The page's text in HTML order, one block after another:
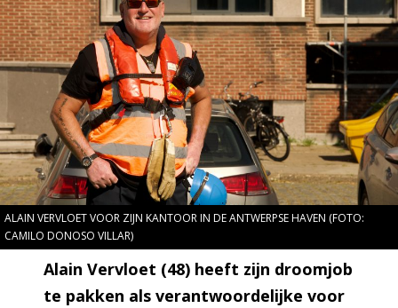
ALAIN VERVLOET VOOR ZIJN KANTOOR IN DE ANTWERPSE HAVEN (FOTO:
CAMILO DONOSO VILLAR)
Alain Vervloet (48) heeft zijn droomjob
te pakken als verantwoordelijke voor